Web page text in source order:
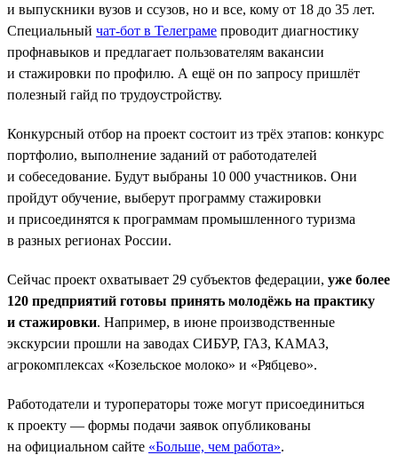
и выпускники вузов и ссузов, но и все, кому от 18 до 35 лет.
Специальный чат-бот в Телеграме проводит диагностику
профнавыков и предлагает пользователям вакансии
и стажировки по профилю. А ещё он по запросу пришлёт
полезный гайд по трудоустройству.
Конкурсный отбор на проект состоит из трёх этапов: конкурс
портфолио, выполнение заданий от работодателей
и собеседование. Будут выбраны 10 000 участников. Они
пройдут обучение, выберут программу стажировки
и присоединятся к программам промышленного туризма
в разных регионах России.
Сейчас проект охватывает 29 субъектов федерации, уже более
120 предприятий готовы принять молодёжь на практику
и стажировки. Например, в июне производственные
экскурсии прошли на заводах СИБУР, ГАЗ, КАМАЗ,
агрокомплексах «Козельское молоко» и «Рябцево».
Работодатели и туроператоры тоже могут присоединиться
к проекту — формы подачи заявок опубликованы
на официальном сайте «Больше, чем работа».